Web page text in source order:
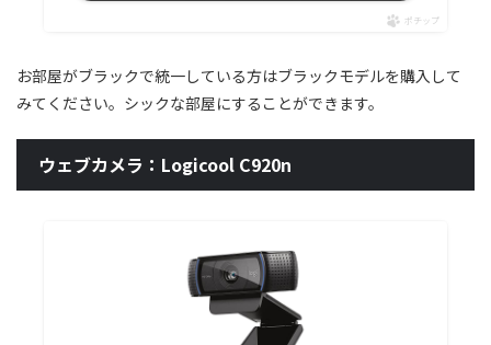
ポチップ
お部屋がブラックで統一している方はブラックモデルを購入して
みてください。シックな部屋にすることができます。
ウェブカメラ：Logicool C920n